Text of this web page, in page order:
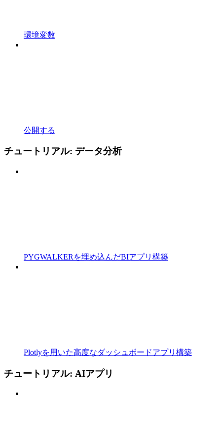
環境変数
公開する
チュートリアル: データ分析
PYGWALKERを埋め込んだBIアプリ構築
Plotlyを用いた高度なダッシュボードアプリ構築
チュートリアル: AIアプリ